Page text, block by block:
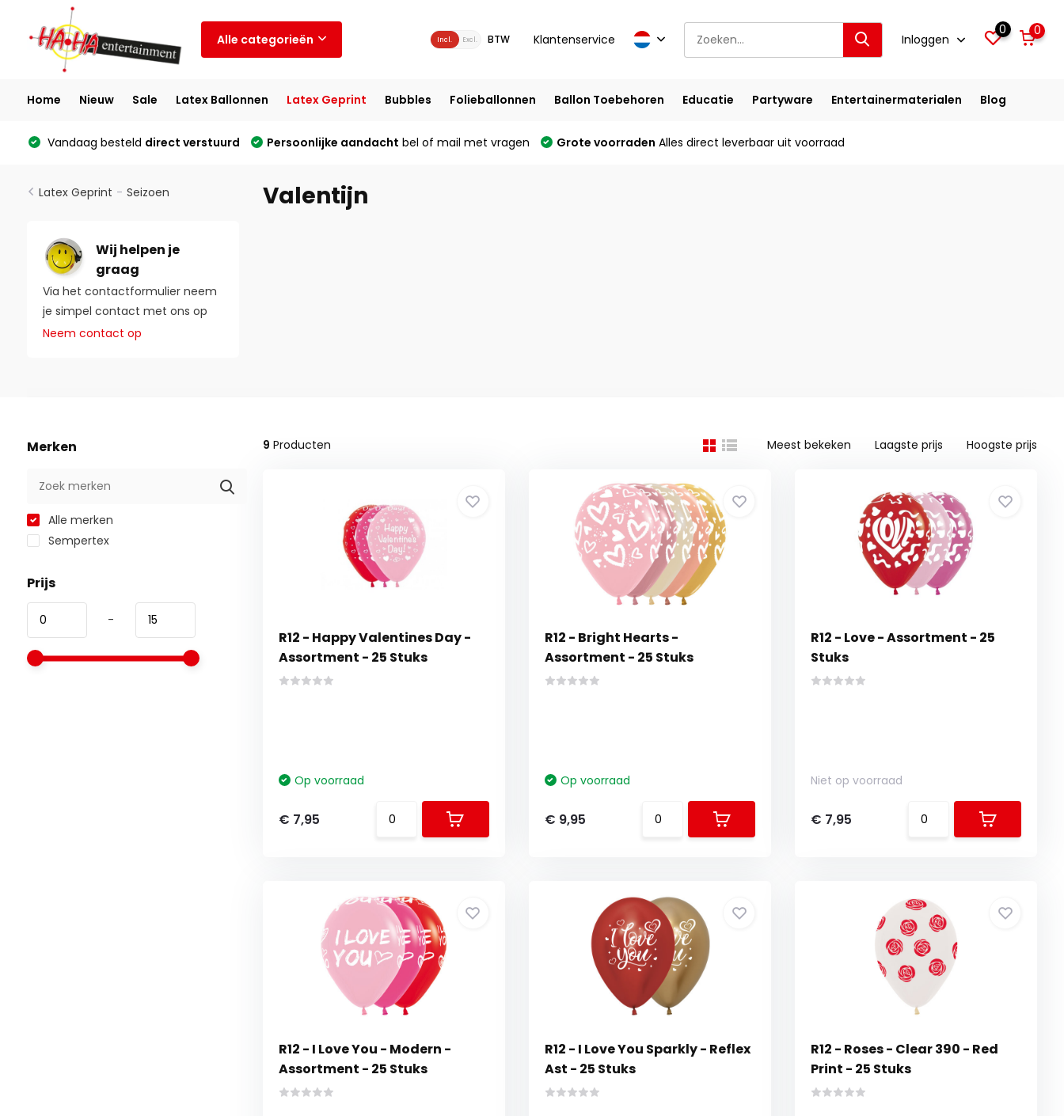
Alle categorieën Incl. Excl. BTW Klantenservice Inloggen
0 0
Home Nieuw Sale Latex Ballonnen Latex Geprint Bubbles Folieballonnen Ballon Toebehoren Educatie Partyware Entertainermaterialen Blog
Vandaag besteld direct verstuurd Persoonlijke aandacht bel of mail met vragen Grote voorraden Alles direct leverbaar uit voorraad
Latex Geprint - Seizoen
Wij helpen je
graag
Via het contactformulier neem
je simpel contact met ons op
Neem contact op
Valentijn
Merken
Alle merken
Sempertex
Prijs
-
9 Producten Meest bekeken Laagste prijs Hoogste prijs
R12 - Happy Valentines Day -
Assortment - 25 Stuks
Op voorraad
€ 7,95
R12 - Bright Hearts -
Assortment - 25 Stuks
Op voorraad
€ 9,95
R12 - Love - Assortment - 25
Stuks
Niet op voorraad
€ 7,95
R12 - I Love You - Modern -
Assortment - 25 Stuks
R12 - I Love You Sparkly - Reflex
Ast - 25 Stuks
R12 - Roses - Clear 390 - Red
Print - 25 Stuks